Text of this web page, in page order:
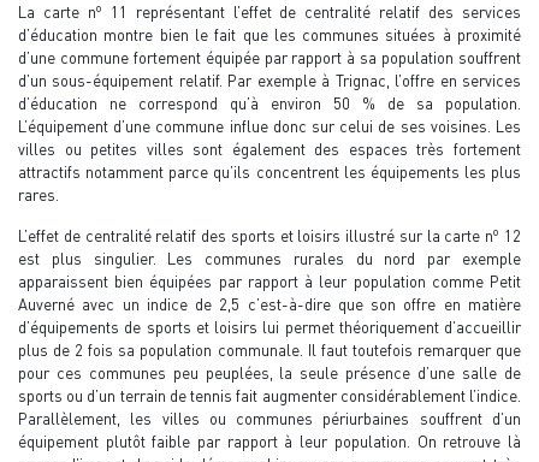
La carte no
11 représentant l’effet de centralité relatif des services
d’éducation montre bien le fait que les communes situées à proximité
d’une commune fortement équipée par rapport à sa population souffrent
d’un sous-équipement relatif. Par exemple à Trignac, l’offre en services
d’éducation ne correspond qu’à environ 50 % de sa population.
L’équipement d’une commune influe donc sur celui de ses voisines. Les
villes ou petites villes sont également des espaces très fortement
attractifs notamment parce qu’ils concentrent les équipements les plus
rares.
L’effet de centralité relatif des sports et loisirs illustré sur la carte no 12
est plus singulier. Les communes rurales du nord par exemple
apparaissent bien équipées par rapport à leur population comme Petit
Auverné avec un indice de 2,5 c’est-à-dire que son offre en matière
d’équipements de sports et loisirs lui permet théoriquement d’accueillir
plus de 2 fois sa population communale. Il faut toutefois remarquer que
pour ces communes peu peuplées, la seule présence d’une salle de
sports ou d’un terrain de tennis fait augmenter considérablement l’indice.
Parallèlement, les villes ou communes périurbaines souffrent d’un
équipement plutôt faible par rapport à leur population. On retrouve là